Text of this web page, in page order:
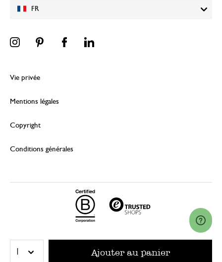
Ajouter au panier
FR
Vie privée
Mentions légales
Copyright
Conditions générales
© 2026 Dille & Kamille (Nederland) B.V.